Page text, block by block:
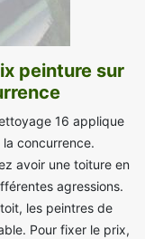
peinture sur
16 applique
concurrence.
avoir une toiture en
agressions.
les peintres de
Pour fixer le prix,